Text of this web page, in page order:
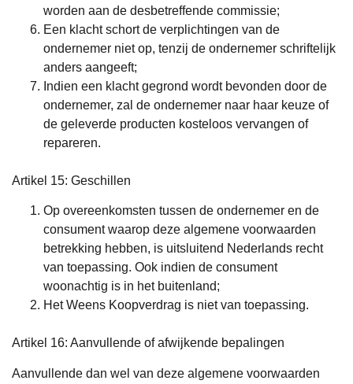
worden aan de desbetreffende commissie;
Een klacht schort de verplichtingen van de
ondernemer niet op, tenzij de ondernemer schriftelijk
anders aangeeft;
Indien een klacht gegrond wordt bevonden door de
ondernemer, zal de ondernemer naar haar keuze of
de geleverde producten kosteloos vervangen of
repareren.
Artikel 15: Geschillen
Op overeenkomsten tussen de ondernemer en de
consument waarop deze algemene voorwaarden
betrekking hebben, is uitsluitend Nederlands recht
van toepassing. Ook indien de consument
woonachtig is in het buitenland;
Het Weens Koopverdrag is niet van toepassing.
Artikel 16: Aanvullende of afwijkende bepalingen
Aanvullende dan wel van deze algemene voorwaarden